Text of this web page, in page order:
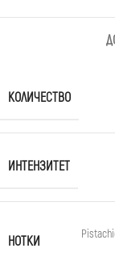
КОЛИЧЕСТВО
ИНТЕНЗИТЕТ
НОТКИ